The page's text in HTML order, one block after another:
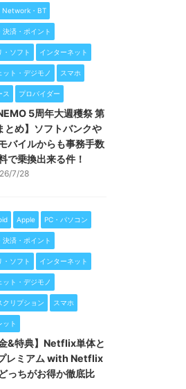
Network・BT
決済・ポイント
・ソフト インターネット
ット・デジモノ スマホ
ス プロバイダー
5周年大週穫祭 第
とめ】ソフトバンクや
バイルからも事務手数
で乗換出来る件！
7/28
Apple PC・パソコン
決済・ポイント
・ソフト インターネット
ット・デジモノ
クリプション スマホ
ット
金&特典】Netflix単体と
レミアム with Netflix
っちがお得か徹底比